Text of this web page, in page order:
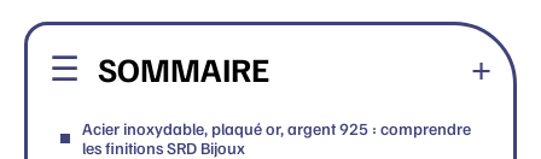
SOMMAIRE
Acier inoxydable, plaqué or, argent 925 : comprendre
les finitions SRD Bijoux